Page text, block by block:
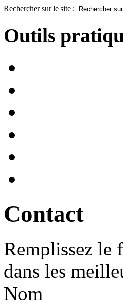
Rechercher sur le site :
Outils
Contact
Remplissez le
dans les
Nom